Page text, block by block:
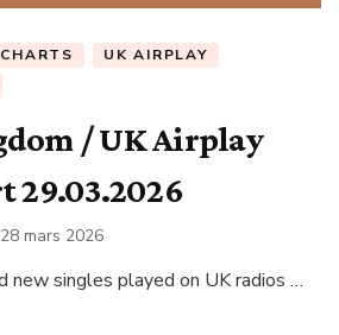
UK AIRPLAY
/ UK Airplay
29.03.2026
28 mars 2026
new singles played on UK radios …